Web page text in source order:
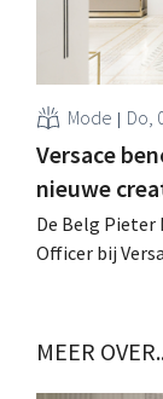
Mode Do,
Versace
nieuwe
De Belg Pieter
Officer bij
MEER